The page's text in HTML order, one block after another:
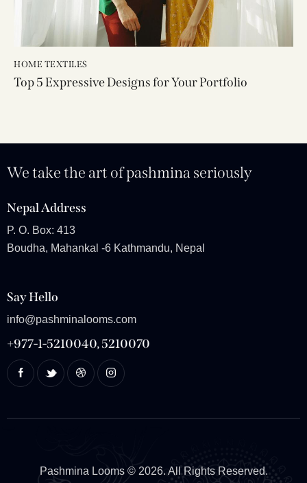
HOME TEXTILES
Top 5 Expressive Designs for Your Portfolio
We take the art of pashmina seriously
Nepal Address
P. O. Box: 413
Boudha, Mahankal -6 Kathmandu, Nepal
Say Hello
info@pashminalooms.com
+977-1-5210040, 5210070
Pashmina Looms© 2026. All Rights Reserved.